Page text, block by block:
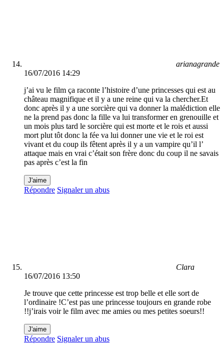
arianagrande
16/07/2016 14:29
j’ai vu le film ça raconte l’histoire d’une princesses qui est au
château magnifique et il y a une reine qui va la chercher.Et
donc après il y a une sorcière qui va donner la malédiction elle
ne la prend pas donc la fille va lui transformer en grenouille et
un mois plus tard le sorcière qui est morte et le rois et aussi
mort plut tôt donc la fée va lui donner une vie et le roi est
vivant et du coup ils fêtent après il y a un vampire qu’il l’
attaque mais en vrai c’était son frère donc du coup il ne savais
pas après c’est la fin
J'aime
Répondre Signaler un abus
Clara
16/07/2016 13:50
Je trouve que cette princesse est trop belle et elle sort de
l’ordinaire !C’est pas une princesse toujours en grande robe
!!j’irais voir le film avec me amies ou mes petites soeurs!!
J'aime
Répondre Signaler un abus